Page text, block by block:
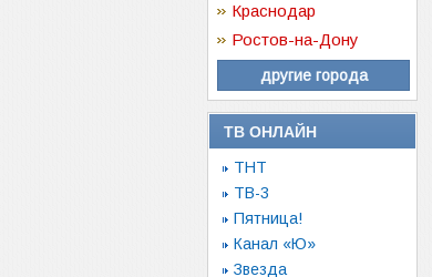
Краснодар
Ростов-на-Дону
другие города
ТВ ОНЛАЙН
ТНТ
ТВ-3
Пятница!
Канал «Ю»
Звезда